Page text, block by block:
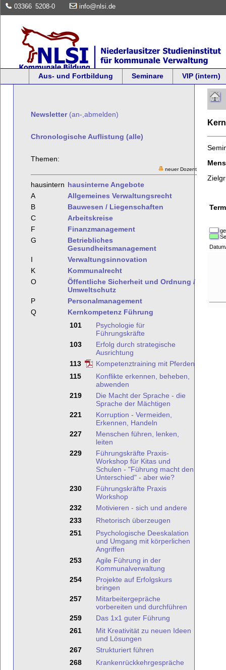
03366 5208-0 info@nlsi.de
Aus- und Fortbildung Seminare VIP (intern)
Newsletter(an-,abmelden)
Chronologische Auflistung (alle)
Themen:
neuer Dozent
hausintern hausinterne Angebote
A
Allgemeines Verwaltungsrecht
B
Bauwesen / Liegenschaften
C
Arbeitskreise
F
Finanzmanagement
G
Betriebliches
Gesundheitsmanagement
I
Verwaltungsinnovation
K
Kommunalrecht
O
Öffentliche Sicherheit und Ordnung /
Umweltschutz
P
Personalmanagement
Q
Kernkompetenz Führung
101
Psychologie für
Führungskräfte
103
Erfolg durch strategische
Ausrichtung
113
Kompetenztraining mit Pferden
115
Konflikte erkennen, beheben,
abwenden
219
Die Macht der Sprache - die
Sprache der Mächtigen
221
Korruption - Vermeiden,
Erkennen, Handeln
227
Menschen führen, lenken,
leiten
229
Führungskräfte Praxis-
Workshop für Kitas und
Schulen - "Führung macht den
Unterschied" - aber wie?
230
Führungskräfte Praxis
Workshop
232
Motivieren - sich und andere
233
Rhetorisch überzeugen
251
Psychologische Deeskalation
und Umgang mit körperlichen
Angriffen
253
Agile Führung in der
Kommunalverwaltung
254
Projekte auf Erfolgskurs
bringen
257
Mitarbeitergepräche
vorbereiten und durchführen
259
Das 1x1 guter Führung
261
Mit Kreativität zu neuen Ideen
und Lösungen
267
Strukturiert führen
268
Krankenrückkehrgespräche